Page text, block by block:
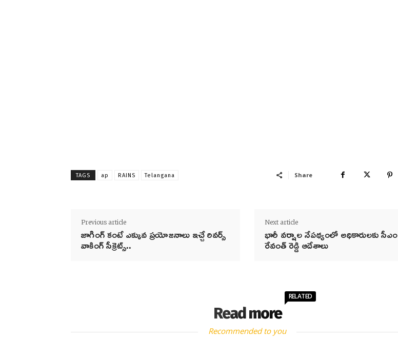
TAGS ap RAINS Telangana Share
Previous article
జాగింగ్ కంటే ఎక్కువ ప్రయోజనాలు ఇచ్చే రివర్స్
వాకింగ్ సీక్రెట్స్..
Next article
భారీ వర్షాల నేపథ్యంలో అధికారులకు సీఎం
రేవంత్‌ రెడ్డి ఆదేశాలు
Read more
RELATED
Recommended to you